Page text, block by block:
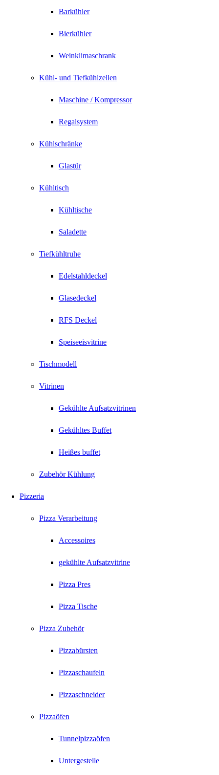
Barkühler
Bierkühler
Weinklimaschrank
Kühl- und Tiefkühlzellen
Maschine / Kompressor
Regalsystem
Kühlschränke
Glastür
Kühltisch
Kühltische
Saladette
Tiefkühltruhe
Edelstahldeckel
Glasedeckel
RFS Deckel
Speiseeisvitrine
Tischmodell
Vitrinen
Gekühlte Aufsatzvitrinen
Gekühltes Buffet
Heißes buffet
Zubehör Kühlung
Pizzeria
Pizza Verarbeitung
Accessoires
gekühlte Aufsatzvitrine
Pizza Pres
Pizza Tische
Pizza Zubehör
Pizzabürsten
Pizzaschaufeln
Pizzaschneider
Pizzaöfen
Tunnelpizzaöfen
Untergestelle